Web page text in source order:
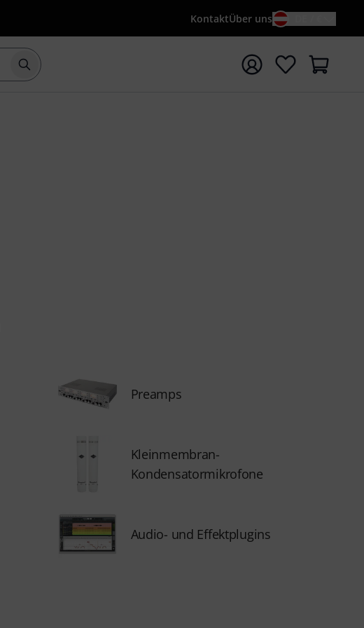
KontaktÜber uns
Suche mit Suchwort {searchTerm} starten
Preamps
Kleinmembran-
Kondensatormikrofone
Audio- und Effektplugins